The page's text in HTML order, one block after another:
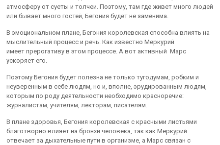
атмосферу от суеты и толчеи. Поэтому, там где живет много людей
или бывает много гостей, Бегония будет не заменима.
В эмоциональном плане, Бегония королевская способна влиять на
мыслительный процесс и речь. Как известно Меркурий
имеет прерогативу в этом процессе. А вот активный Марс
ускоряет его.
Поэтому Бегония будет полезна не только тугодумам, робким и
неуверенным в себе людям, но и, вполне, эрудированным людям,
которым по роду деятельности необходимо красноречие:
журналистам, учителям, лекторам, писателям.
В плане здоровья, Бегония королевская с красными листьями
благотворно влияет на бронхи человека, так как Меркурий
отвечает за дыхательные пути в организме, а Марс связан с